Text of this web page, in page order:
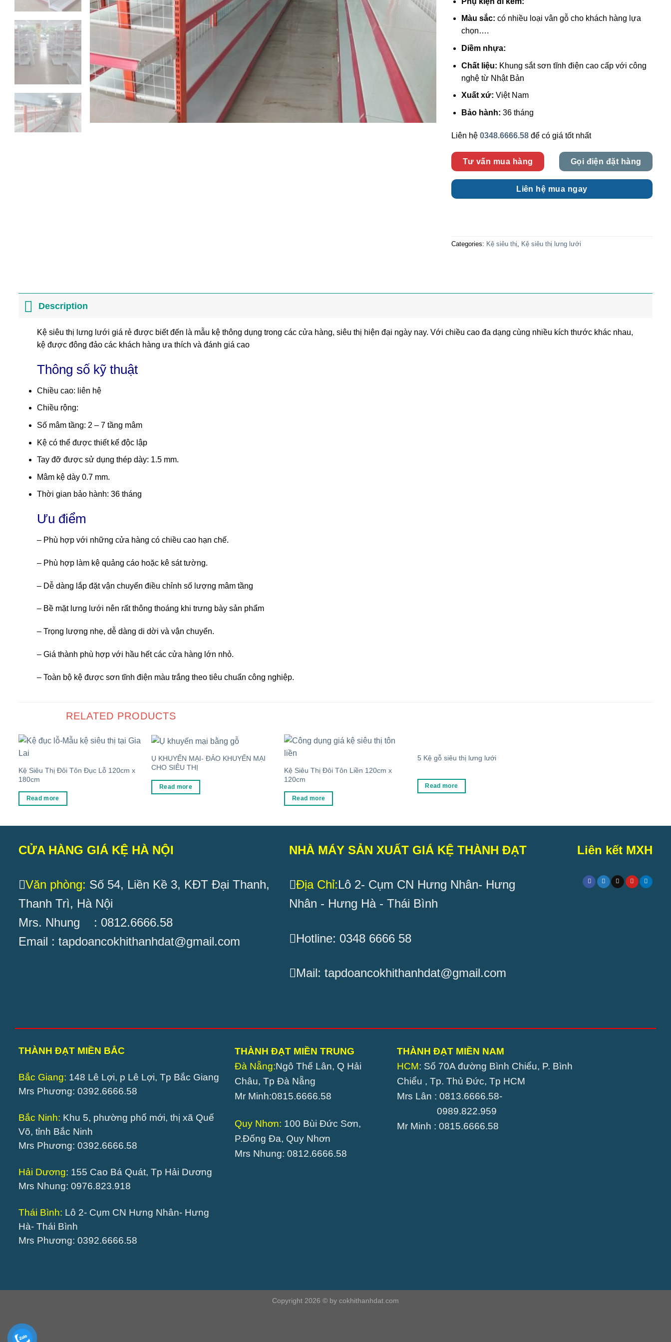
Màu sắc: có nhiều loại vân gỗ cho khách hàng lựa
chọn….
Diềm nhựa:
Chất liệu: Khung sắt sơn tĩnh điện cao cấp với công
nghệ từ Nhật Bản
Xuất xứ: Việt Nam
Bảo hành: 36 tháng
Liên hệ 0348.6666.58 để có giá tốt nhất
Tư vấn mua hàng Gọi điện đặt hàng
Liên hệ mua ngay
Categories: Kệ siêu thị, Kệ siêu thị lưng lưới
Description
Kệ siêu thị lưng lưới giá rẻ được biết đến là mẫu kệ thông dụng trong các cửa hàng, siêu thị hiện đại ngày nay. Với chiều cao đa dạng cùng nhiều kích thước khác nhau,
kệ được đông đảo các khách hàng ưa thích và đánh giá cao
Thông số kỹ thuật
Chiều cao: liên hệ
Chiều rộng:
Số mâm tầng: 2 – 7 tầng mâm
Kệ có thể được thiết kế độc lập
Tay đỡ được sử dụng thép dày: 1.5 mm.
Mâm kệ dày 0.7 mm.
Thời gian bảo hành: 36 tháng
Ưu điểm
– Phù hợp với những cửa hàng có chiều cao hạn chế.
– Phù hợp làm kệ quảng cáo hoặc kê sát tường.
– Dễ dàng lắp đặt vận chuyển điều chỉnh số lượng mâm tầng
– Bề mặt lưng lưới nên rất thông thoáng khi trưng bày sản phẩm
– Trọng lượng nhẹ, dễ dàng di dời và vận chuyển.
– Giá thành phù hợp với hầu hết các cửa hàng lớn nhỏ.
– Toàn bộ kệ được sơn tĩnh điện màu trắng theo tiêu chuẩn công nghiệp.
RELATED PRODUCTS
Kệ Siêu Thị Đôi Tôn Đục Lỗ 120cm x
180cm
Read more
Ụ KHUYẾN MẠI- ĐẢO KHUYẾN MẠI
CHO SIÊU THỊ
Read more
Kệ Siêu Thị Đôi Tôn Liền 120cm x
120cm
Read more
5 Kệ gỗ siêu thị lưng lưới
Read more
CỬA HÀNG GIÁ KỆ HÀ NỘI
Văn phòng: Số 54, Liền Kề 3, KĐT Đại Thanh,
Thanh Trì, Hà Nội
Mrs. Nhung : 0812.6666.58
Email : tapdoancokhithanhdat@gmail.com
NHÀ MÁY SẢN XUẤT GIÁ KỆ THÀNH ĐẠT
Địa Chỉ:Lô 2- Cụm CN Hưng Nhân- Hưng
Nhân - Hưng Hà - Thái Bình
Hotline: 0348 6666 58
Mail: tapdoancokhithanhdat@gmail.com
Liên kết MXH
THÀNH ĐẠT MIỀN BẮC
Bắc Giang: 148 Lê Lợi, p Lê Lợi, Tp Bắc Giang
Mrs Phương: 0392.6666.58
Bắc Ninh: Khu 5, phường phố mới, thị xã Quế
Võ, tỉnh Bắc Ninh
Mrs Phương: 0392.6666.58
Hải Dương: 155 Cao Bá Quát, Tp Hải Dương
Mrs Nhung: 0976.823.918
Thái Bình: Lô 2- Cụm CN Hưng Nhân- Hưng
Hà- Thái Bình
Mrs Phương: 0392.6666.58
THÀNH ĐẠT MIỀN TRUNG
Đà Nẵng:Ngô Thế Lân, Q Hải
Châu, Tp Đà Nẵng
Mr Minh:0815.6666.58
Quy Nhơn: 100 Bùi Đức Sơn,
P.Đống Đa, Quy Nhơn
Mrs Nhung: 0812.6666.58
THÀNH ĐẠT MIỀN NAM
HCM: Số 70A đường Bình Chiểu, P. Bình
Chiểu , Tp. Thủ Đức, Tp HCM
Mrs Lân : 0813.6666.58-
0989.822.959
Mr Minh : 0815.6666.58
Copyright 2026 © by cokhithanhdat.com